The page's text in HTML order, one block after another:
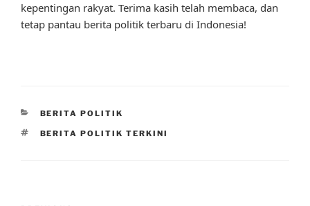
kepentingan rakyat. Terima kasih telah membaca, dan
tetap pantau berita politik terbaru di Indonesia!
CATEGORIES
BERITA POLITIK
TAGS
BERITA POLITIK TERKINI